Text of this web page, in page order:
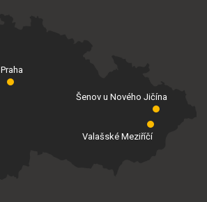
Praha
Valašské Meziříčí
Šenov u Nového Jičína